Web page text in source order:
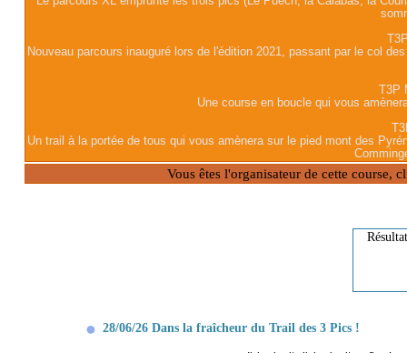
Nouveau parcours inauguré lors de l'édition 2021, passant par le col
Une course en boucle qui vous
Un trail à la portée de tous qui vous amènera sur le pied mont des
Vous êtes l'organisateur de cette course,
28/06/26 Dans la fraîcheur du Trail des 3 Pics !